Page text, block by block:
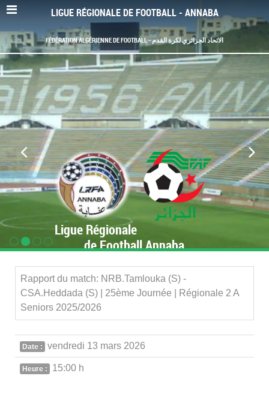
LIGUE RÉGIONALE DE FOOTBALL - ANNABA
FÉDÉRATION ALGÉRIENNE DE FOOTBALL - الاتحاد الجزائري لكرة القدم
Ligue Régionale
de Football Annaba
Rapport du match: NRB.Tamlouka (S) -
CSA.Heddada (S) | 25ème Journée | Régionale 2 A
Seniors 2025/2026
Date : vendredi 13 mars 2026
Heure : 15:00 h